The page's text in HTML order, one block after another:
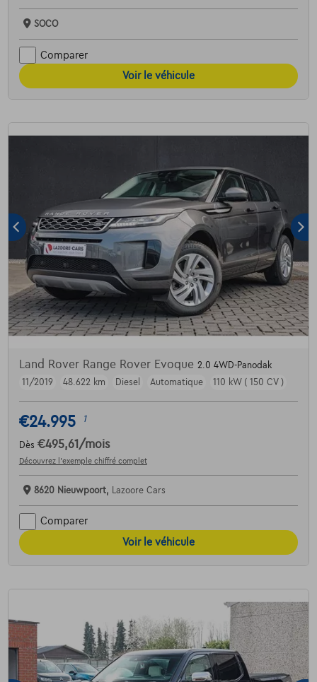
SOCO
Comparer
Voir le véhicule
Land Rover Range Rover Evoque 2.0 4WD-Panodak
11/2019
48.622 km Diesel Automatique 110 kW ( 150 CV )
€24.995 1
Dès €495,61 /mois
Découvrez l’exemple chiffré complet
8620 Nieuwpoort, Lazoore Cars
Comparer
Voir le véhicule